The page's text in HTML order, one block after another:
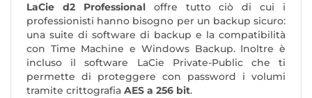
LaCie d2 Professional offre tutto ciò di cui i
professionisti hanno bisogno per un backup sicuro:
una suite di software di backup e la compatibilità
con Time Machine e Windows Backup. Inoltre è
incluso il software LaCie Private-Public che ti
permette di proteggere con password i volumi
tramite crittografia AES a 256 bit.